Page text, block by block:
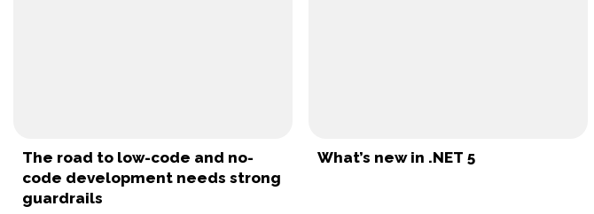
The road to low-code and no-
code development needs strong
guardrails
What’s new in .NET 5